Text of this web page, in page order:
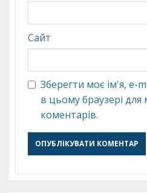
Сайт
Зберегти моє ім'я, e-
в цьому браузері
коментарів.